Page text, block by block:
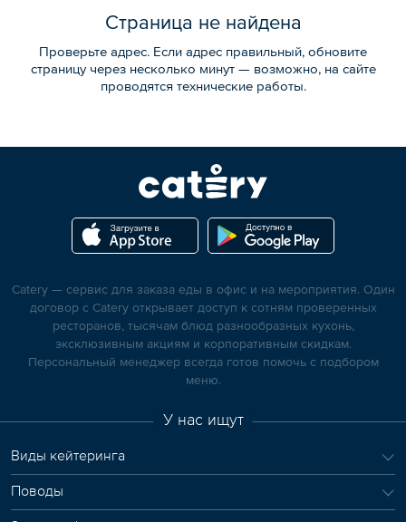
Страница не найдена
Проверьте адрес. Если адрес правильный, обновите
страницу через несколько минут — возможно, на сайте
проводятся технические работы.
Catery — сервис для заказа еды в офис и на мероприятия. Один
договор с Catery открывает доступ к сотням проверенных
ресторанов, тысячам блюд разнообразных кухонь,
эксклюзивным акциям и корпоративным скидкам.
Персональный менеджер всегда готов помочь с подбором
меню.
У нас ищут
Виды кейтеринга
Поводы